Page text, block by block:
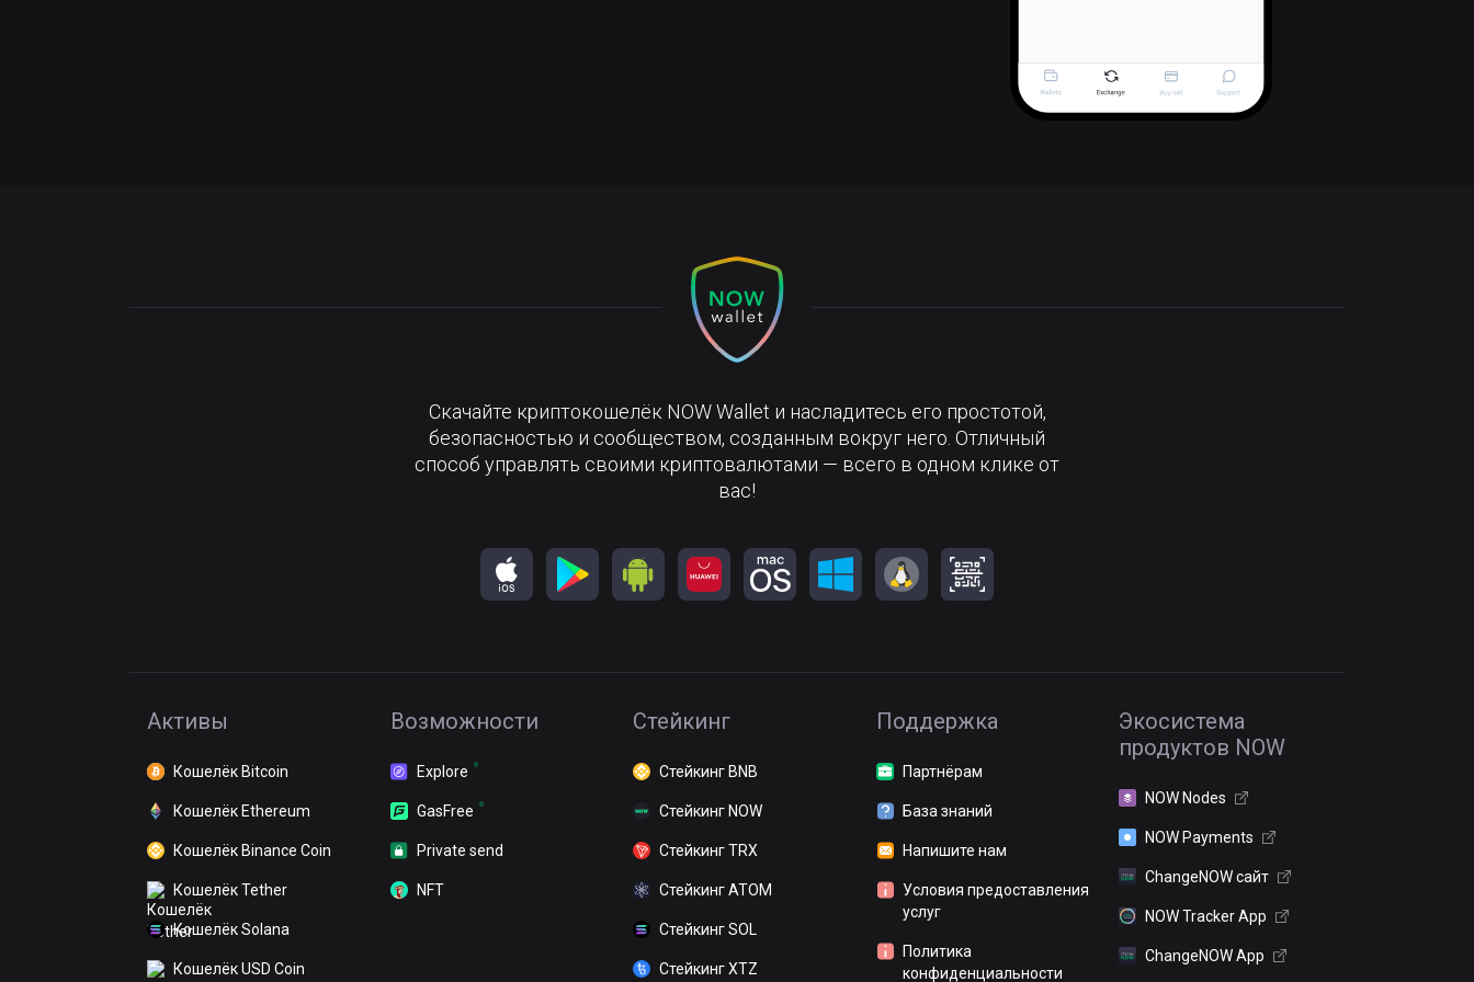
Скачайте криптокошелёк NOW Wallet и насладитесь его простотой,
безопасностью и сообществом, созданным вокруг него. Отличный
способ управлять своими криптовалютами — всего в одном клике от
вас!
Активы
Кошелёк Bitcoin
Кошелёк Ethereum
Кошелёк Binance Coin
Кошелёк Tether
Кошелёк Solana
Кошелёк USD Coin
Возможности
Explore
GasFree
Private send
NFT
Стейкинг
Стейкинг BNB
Стейкинг NOW
Стейкинг TRX
Стейкинг ATOM
Стейкинг SOL
Стейкинг XTZ
Поддержка
Партнёрам
База знаний
Напишите нам
Условия предоставления
услуг
Политика
конфиденциальности
Экосистема
продуктов NOW
NOW Nodes
NOW Payments
ChangeNOW сайт
NOW Tracker App
ChangeNOW App